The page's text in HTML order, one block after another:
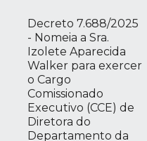
Decreto 7.688/2025
- Nomeia a Sra.
Izolete Aparecida
Walker para exercer
o Cargo
Comissionado
Executivo (CCE) de
Diretora do
Departamento da